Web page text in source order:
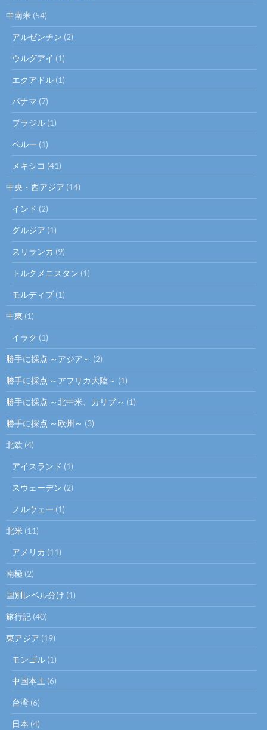
中南米 (54)
アルゼンチン (2)
ウルグアイ (1)
エクアドル (1)
パナマ (7)
ブラジル (1)
ペルー (1)
メキシコ (41)
中央・西アジア (14)
インド (2)
グルジア (1)
スリランカ (9)
トルクメニスタン (1)
モルディブ (1)
中東 (1)
イラク (1)
勝手に採点 ～アジア～ (2)
勝手に採点 ～アフリカ大陸～ (1)
勝手に採点 ～北中米、カリブ～ (1)
勝手に採点 ～欧州～ (3)
北欧 (4)
アイスランド (1)
スウェーデン (2)
ノルウェー (1)
北米 (11)
アメリカ (11)
南極 (2)
国別レベル分け (1)
旅行記 (40)
東アジア (19)
モンゴル (1)
中国本土 (6)
台湾 (6)
日本 (4)